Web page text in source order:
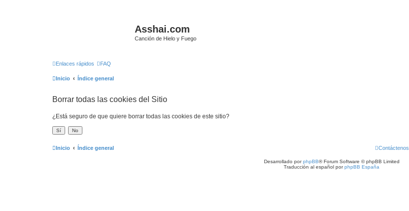
Asshai.com
Canción de Hielo y Fuego
Enlaces rápidos FAQ
Inicio Índice general
Borrar todas las cookies del Sitio
¿Está seguro de que quiere borrar todas las cookies de este sitio?
Inicio Índice general Contáctenos
Desarrollado porphpBB® Forum Software © phpBB Limited
Traducción al español porphpBB España